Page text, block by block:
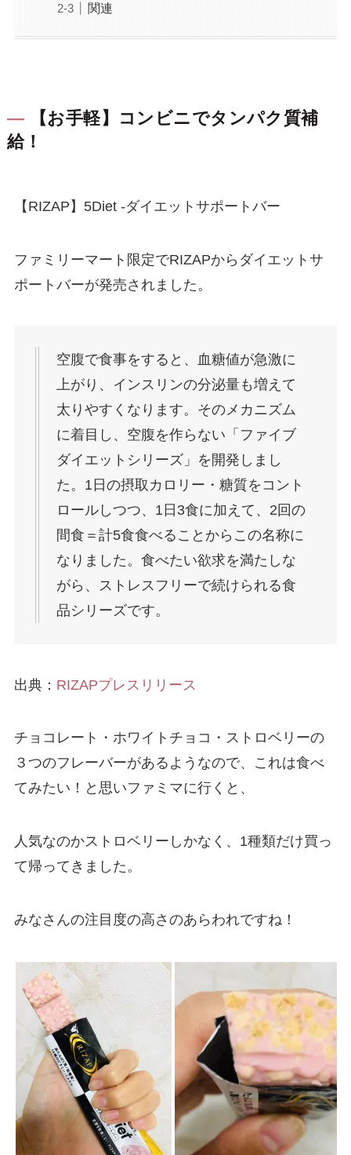
関連
【お手軽】コンビニでタンパク質補
給！
【RIZAP】5Diet -ダイエットサポートバー
ファミリーマート限定でRIZAPからダイエットサ
ポートバーが発売されました。
空腹で食事をすると、血糖値が急激に
上がり、インスリンの分泌量も増えて
太りやすくなります。そのメカニズム
に着目し、空腹を作らない「ファイブ
ダイエットシリーズ」を開発しまし
た。1日の摂取カロリー・糖質をコント
ロールしつつ、1日3食に加えて、2回の
間食＝計5食食べることからこの名称に
なりました。食べたい欲求を満たしな
がら、ストレスフリーで続けられる食
品シリーズです。
出典： RIZAPプレスリリース
チョコレート・ホワイトチョコ・ストロベリーの
３つのフレーバーがあるようなので、これは食べ
てみたい！と思いファミマに行くと、
人気なのかストロベリーしかなく、1種類だけ買っ
て帰ってきました。
みなさんの注目度の高さのあらわれですね！